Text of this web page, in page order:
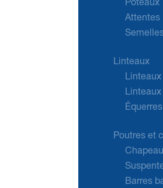
Poteaux
Attentes
Linteaux
Poutres et
Barres